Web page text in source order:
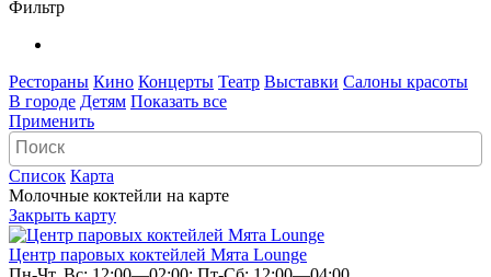
Фильтр
Рестораны Кино Концерты Театр Выставки Салоны красоты
В городе Детям Показать все
Применить
Список Карта
Молочные коктейли на карте
Закрыть карту
Центр паровых коктейлей Мята Lounge